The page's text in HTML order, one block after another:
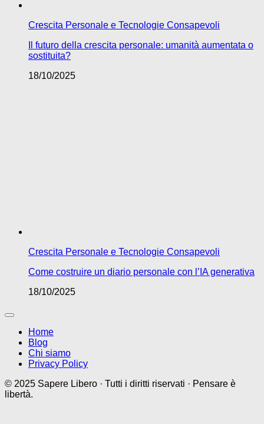
Crescita Personale e Tecnologie Consapevoli
Il futuro della crescita personale: umanità aumentata o
sostituita?
18/10/2025
Crescita Personale e Tecnologie Consapevoli
Come costruire un diario personale con l’IA generativa
18/10/2025
Home
Blog
Chi siamo
Privacy Policy
© 2025 Sapere Libero · Tutti i diritti riservati · Pensare è
libertà.